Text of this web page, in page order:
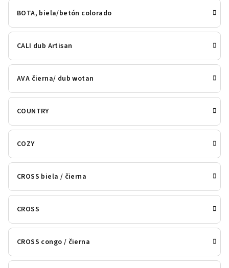
BOTA, biela/betón colorado
CALI dub Artisan
AVA čierna/ dub wotan
COUNTRY
COZY
CROSS biela / čierna
CROSS
CROSS congo / čierna